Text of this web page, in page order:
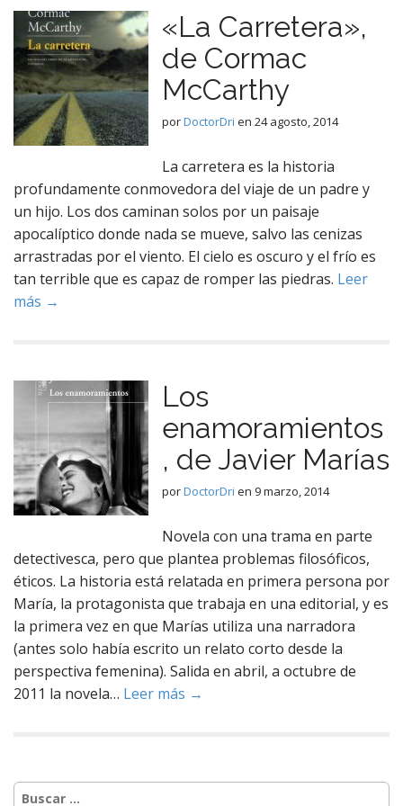
«La Carretera»,
de Cormac
McCarthy
porDoctorDri en 24 agosto, 2014
La carretera es la historia
profundamente conmovedora del viaje de un padre y
un hijo. Los dos caminan solos por un paisaje
apocalíptico donde nada se mueve, salvo las cenizas
arrastradas por el viento. El cielo es oscuro y el frío es
tan terrible que es capaz de romper las piedras. Leer
más →
Los
enamoramientos
, de Javier Marías
porDoctorDri en 9 marzo, 2014
Novela con una trama en parte
detectivesca, pero que plantea problemas filosóficos,
éticos. La historia está relatada en primera persona por
María, la protagonista que trabaja en una editorial, y es
la primera vez en que Marías utiliza una narradora
(antes solo había escrito un relato corto desde la
perspectiva femenina). Salida en abril, a octubre de
2011 la novela… Leer más →
Buscar: